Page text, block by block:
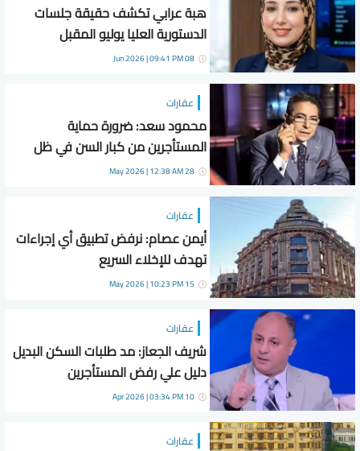
هبة عرابي تكشف حقيقة جلسات
الدستورية العليا يوليو المقبل
08 Jun 2026 | 09:41 PM
عقارات
محمود سعد: ضرورة حماية
المستأجرين من كبار السن في ظل
الظروف الاقتصادية الصعبة
28 May 2026 | 12:38 AM
عقارات
أيمن عصام: نرفض تطبيق أي إجراءات
تهدف للإخلاء السريع
15 May 2026 | 10:23 PM
عقارات
شريف الجعاز: مد طلبات السكن البديل
دليل علي رفض المستأجرين
10 Apr 2026 | 03:34 PM
عقارات